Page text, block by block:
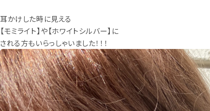
耳かけした時に見える
【モミライト】や【ホワイトシルバー】に
される方もいらっしゃいました！！！